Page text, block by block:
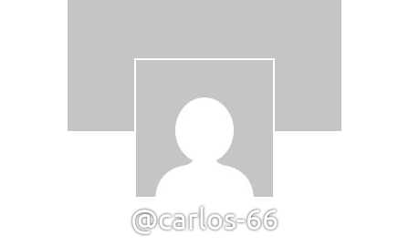
@carlos-66